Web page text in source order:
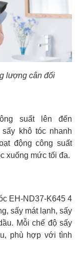
lượng cân đối
suất lên đến
khô tóc nhanh
động công suất
xuống mức tối đa.
EH-ND37-K645 4
sấy mát lạnh, sấy
Mỗi chế độ sấy
phù hợp với tình